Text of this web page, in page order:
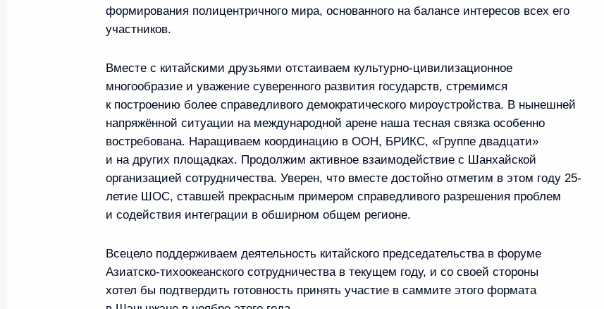
13 мая 2026 года, 17:25 Москва
12 мая, вторник
Рабочая встреча с Министром экономического развития
Максимом Решетниковым
12 мая 2026 года, 20:10 Москва, Кремль
5
Заявление по поводу успешного испытания ракеты
12 мая 2026 года, 16:30 Москва, Кремль
формирования полицентричного мира, основанного на балансе интересов всех его
участников.
Вместе с китайскими друзьями отстаиваем культурно-цивилизационное
многообразие и уважение суверенного развития государств, стремимся
к построению более справедливого демократического мироустройства. В нынешней
напряжённой ситуации на международной арене наша тесная связка особенно
востребована. Наращиваем координацию в ООН, БРИКС, «Группе двадцати»
и на других площадках. Продолжим активное взаимодействие с Шанхайской
организацией сотрудничества. Уверен, что вместе достойно отметим в этом году 25-
летие ШОС, ставшей прекрасным примером справедливого разрешения проблем
и содействия интеграции в обширном общем регионе.
Всецело поддерживаем деятельность китайского председательства в форуме
Азиатско-тихоокеанского сотрудничества в текущем году, и со своей стороны
хотел бы подтвердить готовность принять участие в саммите этого формата